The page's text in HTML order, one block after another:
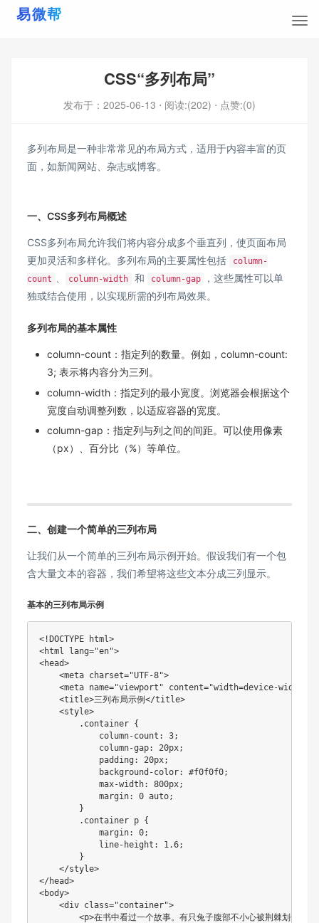
CSS“多列布局”
发布于： 2025-06-13 ⋅ 阅读:(202) ⋅ 点赞:(0)
多列布局是一种非常常见的布局方式 ，适用于内容丰富的页
面，如新闻网站、杂志或博客。
一、CSS多列布局概述
CSS多列布局允许我们将内容分成多个垂直列，使页面布局
更加灵活和多样化。多列布局的主要属性包括 ​
​column-
count​
​column-width​ ​ 和 ​ ​column-gap​
​，这些属性可以单
独或结合使用，以实现所需的列布局效果。
多列布局的基本属性
​​column-count​​：指定列的数量。例如，​​column-count:
3;​​ 表示将内容分为三列。
​​column-width​​：指定列的最小宽度。浏览器会根据这个
宽度自动调整列数，以适应容器的宽度。
​​column-gap​​：指定列与列之间的间距。可以使用像素
（px）、百分比（%）等单位。
二、创建一个简单的三列布局
让我们从一个简单的三列布局示例开始。假设我们有一个包
含大量文本的容器，我们希望将这些文本分成三列显示。
基本的三列布局示例
<!DOCTYPE html>
<html lang="en">
<head>
    <meta charset="UTF-8">
<meta name="viewport" content="width=device-width,
    <title>三列布局示例</title>
    <style>
        .container {
            column-count: 3;
            column-gap: 20px;
            padding: 20px;
            background-color: #f0f0f0;
            max-width: 800px;
            margin: 0 auto;
        }
        .container p {
            margin: 0;
            line-height: 1.6;
        }
    </style>
</head>
<body>
    <div class="container">
<p>在书中看过一个故事。有只兔子腹部不小心被荆棘划伤，一